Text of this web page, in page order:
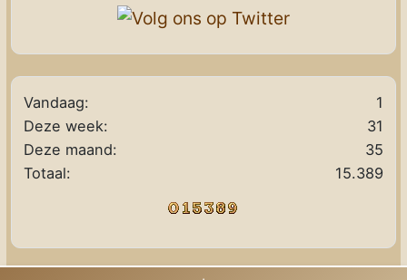
Vandaag:
1
Deze week:
31
Deze maand:
35
Totaal:
15.389